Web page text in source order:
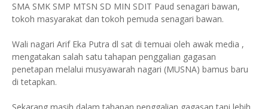
SMA SMK SMP MTSN SD MIN SDIT Paud senagari bawan,
tokoh masyarakat dan tokoh pemuda senagari bawan.
Wali nagari Arif Eka Putra dl sat di temuai oleh awak media ,
mengatakan salah satu tahapan penggalian gagasan
penetapan melalui musyawarah nagari (MUSNA) bamus baru
di tetapkan.